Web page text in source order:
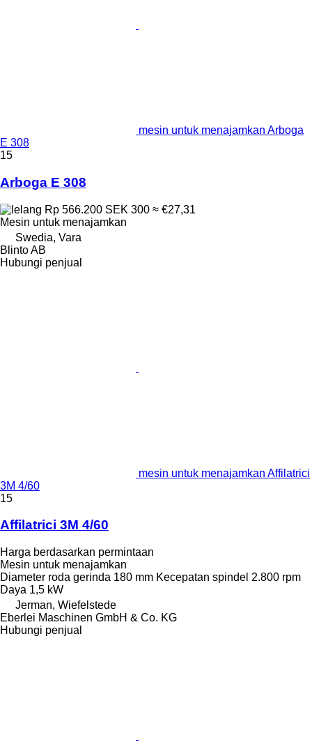
mesin untuk menajamkan Arboga
E 308
15
Arboga E 308
Rp 566.200 SEK 300 ≈ €27,31
Mesin untuk menajamkan
Swedia, Vara
Blinto AB
Hubungi penjual
mesin untuk menajamkan Affilatrici
3M 4/60
15
Affilatrici 3M 4/60
Harga berdasarkan permintaan
Mesin untuk menajamkan
Diameter roda gerinda 180 mm Kecepatan spindel 2.800 rpm
Daya 1,5 kW
Jerman, Wiefelstede
Eberlei Maschinen GmbH & Co. KG
Hubungi penjual